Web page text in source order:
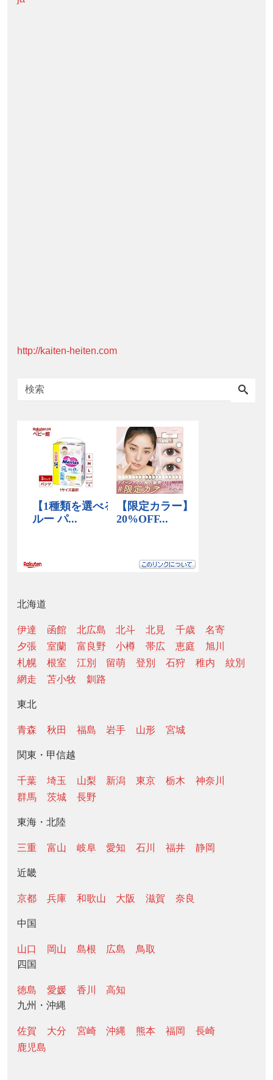
http://kaiten-heiten.com
北海道
伊達 函館 北広島 北斗 北見 千歳
名寄
夕張
室蘭 富良野 小樽 帯広 恵庭
旭川
札幌
根室 江別 留萌 登別 石狩 稚内
紋別
網走
苫小牧 釧路
東北
青森 秋田 福島 岩手 山形 宮城
関東・甲信越
千葉 埼玉 山梨 新潟 東京 栃木
神奈川
群馬
茨城 長野
東海・北陸
三重 富山 岐阜 愛知 石川 福井 静岡
近畿
京都 兵庫 和歌山 大阪 滋賀 奈良
中国
山口 岡山 島根 広島
鳥取
四国
徳島 愛媛 香川
高知
九州・沖縄
佐賀 大分 宮崎 沖縄 熊本 福岡
長崎
鹿児島